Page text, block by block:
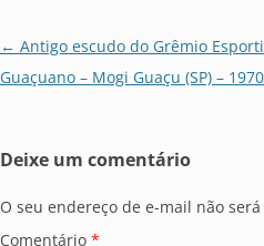
Navegação
de
← Antigo escudo do Grêmio
Guaçuano – Mogi Guaçu (SP) – 1970
Deixe um comentário
O seu endereço de e-mail não
Comentário *